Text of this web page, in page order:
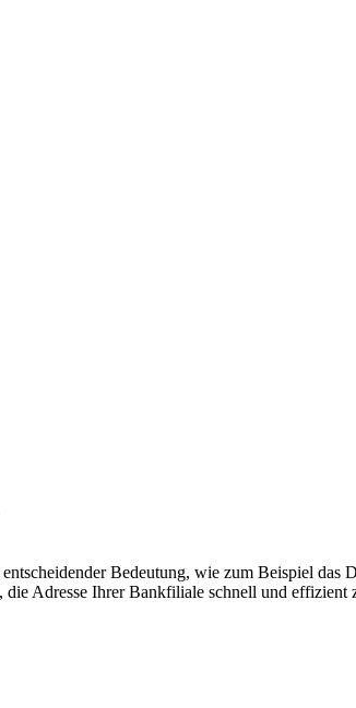
Bedeutung, wie zum Beispiel
Adresse Ihrer Bankfiliale schnell und effizient